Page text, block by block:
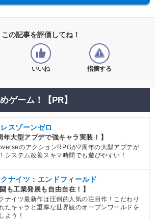
この記事を評価してね！
いいね 指摘する
ゲーム！【PR】
スゾーンゼロ
年大型アプデで強キャラ実装！】
のアクションRPGが2周年の大型アプデが
システム改善スキマ時間でも遊びやすい！
ナイツ：エンドフィールド
闘も工業発展も自由自在！】
ナイツ最新作は圧倒的人気の注目作！こだわり
たキャラと重厚な世界観のオープンワールドを
よう！